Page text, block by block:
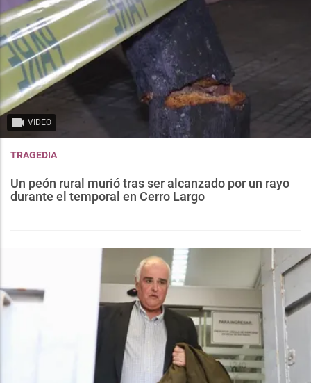
VIDEO
TRAGEDIA
Un peón rural murió tras ser alcanzado por un rayo
durante el temporal en Cerro Largo